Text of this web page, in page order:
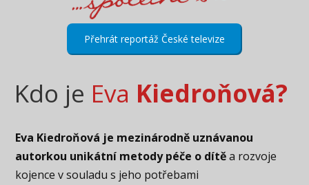
Přehrát reportáž České televize
Kdo je Eva Kiedroňová?
Eva Kiedroňová je mezinárodně uznávanou
autorkou unikátní metody péče o dítěa rozvoje
kojence v souladu s jeho potřebami